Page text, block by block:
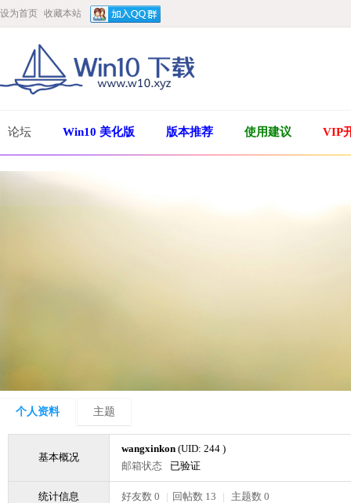
设为首页 收藏本站
论坛 Win10 美化版 版本推荐 使用建议 VIP
个人资料 主题
基本概况
wangxinkon (UID: 244 )
邮箱状态
已验证
统计信息 好友数 0 | 回帖数 13 | 主题数 0